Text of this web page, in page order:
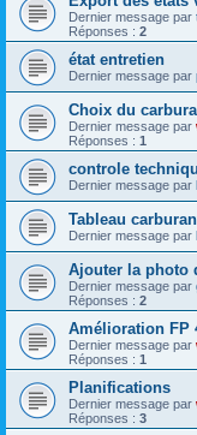
Dernier message par
Réponses : 2
état entretien
Dernier message par
Choix du
Dernier message par
Réponses : 1
controle
Dernier message par
Tableau
Dernier message par
Ajouter la photo
Dernier message par
Réponses : 2
Amélioration FP
Dernier message par
Réponses : 1
Planifications
Dernier message par
Réponses : 3